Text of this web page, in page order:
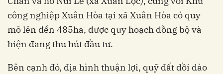
công nghiệp Xuân Hòa tại xã Xuân Hòa có quy
mô lên đến 485ha, được quy hoạch đồng bộ và
hiện đang thu hút đầu tư.
Bên cạnh đó, địa hình thuận lợi, quỹ đất dồi dào